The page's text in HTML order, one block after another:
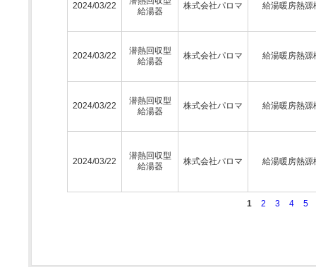
2024/03/22
給湯器
株式会社パロマ 給湯暖房熱源
2024/03/22
潜熱回収型
給湯器
株式会社パロマ 給湯暖房熱源
2024/03/22
潜熱回収型
給湯器
株式会社パロマ 給湯暖房熱源
2024/03/22
潜熱回収型
給湯器
株式会社パロマ 給湯暖房熱源
1 2 3 4 5